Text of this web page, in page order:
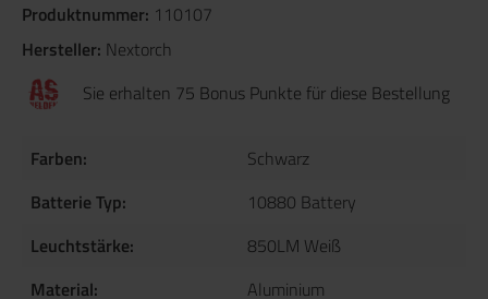
Produktnummer: 110107
Hersteller: Nextorch
Sie erhalten 75 Bonus Punkte für diese Bestellung
Farben:
Schwarz
Batterie Typ:
10880 Battery
Leuchtstärke:
850LM Weiß
Material:
Aluminium